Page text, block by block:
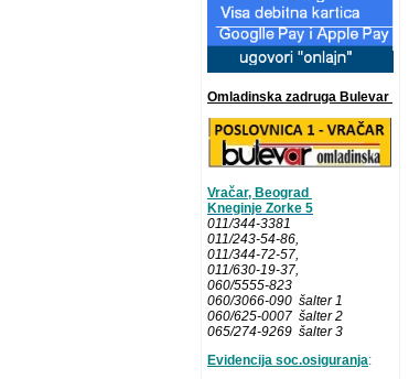
Omladinska zadruga Bulevar
Vračar, Beograd
Kneginje Zorke 5
011/344-3381
011/243-54-86
011/344-72-57,
011/630-19-37,
060/5555-823
060/3066-090 šalter 1
060/625-0007 šalter 2
065/274-9269 šalter 3
Evidencija soc.osiguranja: